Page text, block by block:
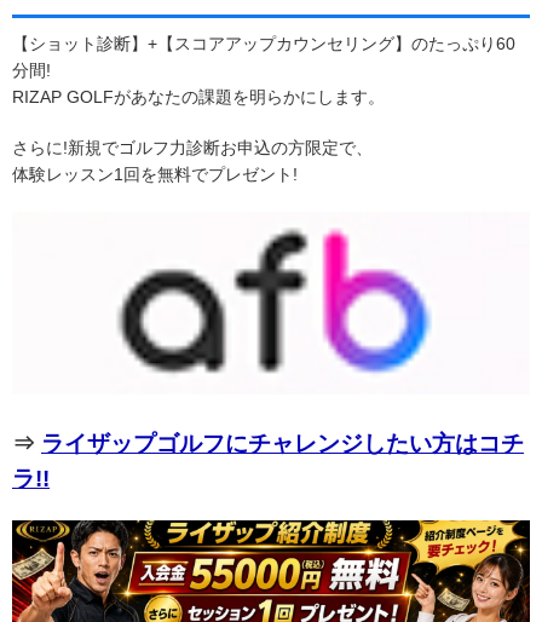
【ショット診断】+【スコアアップカウンセリング】のたっぷり60
分間!
RIZAP GOLFがあなたの課題を明らかにします。
さらに!新規でゴルフ力診断お申込の方限定で、
体験レッスン1回を無料でプレゼント!
⇒ ライザップゴルフにチャレンジしたい方はコチ
ラ!!